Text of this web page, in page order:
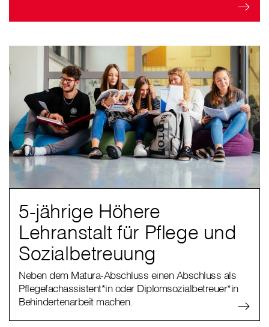
5-jährige Höhere
Lehranstalt für Pflege und
Sozialbetreuung
Neben dem Matura-Abschluss einen Abschluss als
Pflegefachassistent*in oder Diplomsozialbetreuer*in
Behindertenarbeit machen.